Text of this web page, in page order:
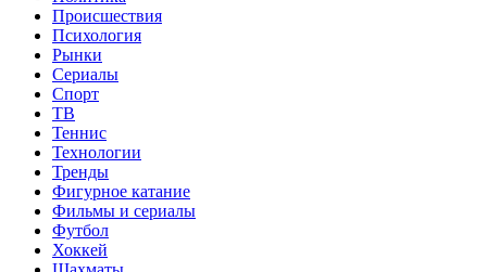
Происшествия
Психология
Рынки
Сериалы
Спорт
ТВ
Теннис
Технологии
Тренды
Фигурное катание
Фильмы и сериалы
Футбол
Хоккей